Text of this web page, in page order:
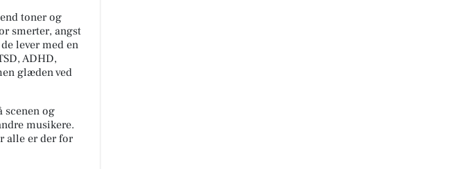
toner og
smerter, angst
lever med en
ADHD,
glæden ved
scenen og
musikere.
alle er der for